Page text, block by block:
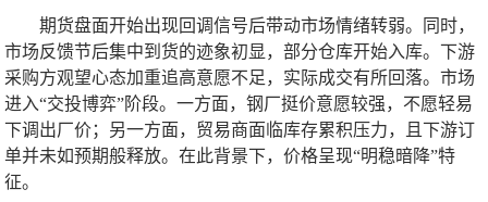
期货盘面开始出现回调信号后带动市场情绪转弱。同时，
市场反馈节后集中到货的迹象初显，部分仓库开始入库。下游
采购方观望心态加重追高意愿不足，实际成交有所回落。市场
进入“交投博弈”阶段。一方面，钢厂挺价意愿较强，不愿轻易
下调出厂价；另一方面，贸易商面临库存累积压力，且下游订
单并未如预期般释放。在此背景下，价格呈现“明稳暗降”特
征。